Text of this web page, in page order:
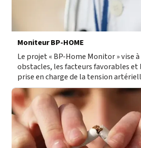
Moniteur BP-HOME
Le projet « BP-Home Monitor » vise
obstacles, les facteurs favorables et
prise en charge de la tension
dans les pays à revenu faible ou